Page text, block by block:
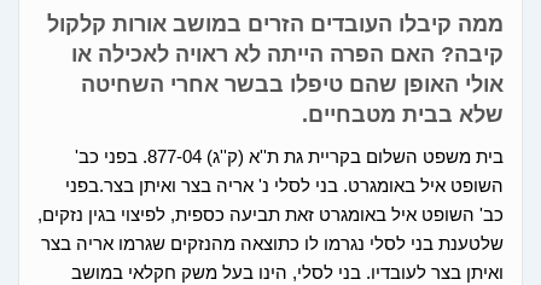
ממה קיבלו העובדים הזרים במושב אורות קלקול
קיבה? האם הפרה הייתה לא ראויה לאכילה או
אולי האופן שהם טיפלו בבשר אחרי השחיטה
שלא בבית מטבחיים.
בית משפט השלום בקריית גת ת''א (ק''ג) 877-04. בפני כב'
השופט איל באומגרט. בני לסלי נ' אריה בצר ואיתן בצר.בפני
כב' השופט איל באומגרט זאת תביעה כספית, לפיצוי בגין נזקים,
שלטענת בני לסלי נגרמו לו כתוצאה מהנזקים שגרמו אריה בצר
ואיתן בצר לעובדיו. בני לסלי, הינו בעל משק חקלאי במושב